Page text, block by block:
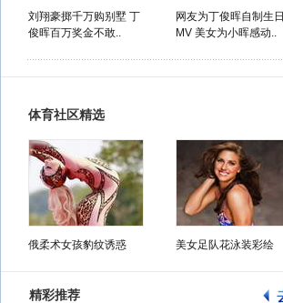
刘翔豪掷千万购别墅 丁
俊晖百万奖金不敢..
网友为丁俊晖自制生日
MV 美女为小晖感动..
体育社区精选
俄柔术女孩豹纹诱惑 美女足队花泳装彩绘
精彩推荐